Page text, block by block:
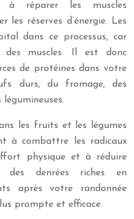
à réparer les muscles
les réserves d’énergie. Les
dans ce processus, car
muscles. Il est donc
de protéines dans votre
durs, du fromage, des
les fruits et les légumes
à combattre les radicaux
physique et à réduire
des denrées riches en
après votre randonnée
prompte et efficace.